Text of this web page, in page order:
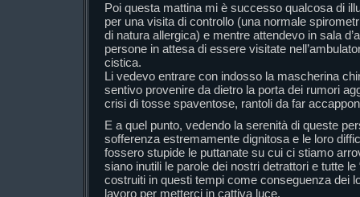
Poi questa mattina mi è successo qualcosa di
per una visita di controllo (una normale
di natura allergica) e mentre attendevo in sala
persone in attesa di essere visitate
cistica.
Li vedevo entrare con indosso la mascherina
sentivo provenire da dietro la porta dei rumori
crisi di tosse spaventose, rantoli da far
E a quel punto, vedendo la serenità di queste
sofferenza estremamente dignitosa e le loro
fossero stupide le puttanate su cui ci stiamo
siano inutili le parole dei nostri detrattori e tutte
costruiti in questi tempi come conseguenza dei
lavoro per metterci in cattiva luce.